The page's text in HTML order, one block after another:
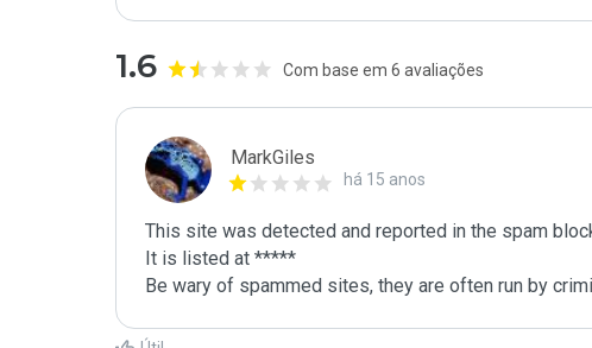
1.6 Com base em 6 avaliações
MarkGiles
há 15 anos
This site was detected and reported in the spam
It is listed at *****
Be wary of spammed sites, they are often run by